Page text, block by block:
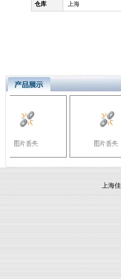
仓库 上海
上海